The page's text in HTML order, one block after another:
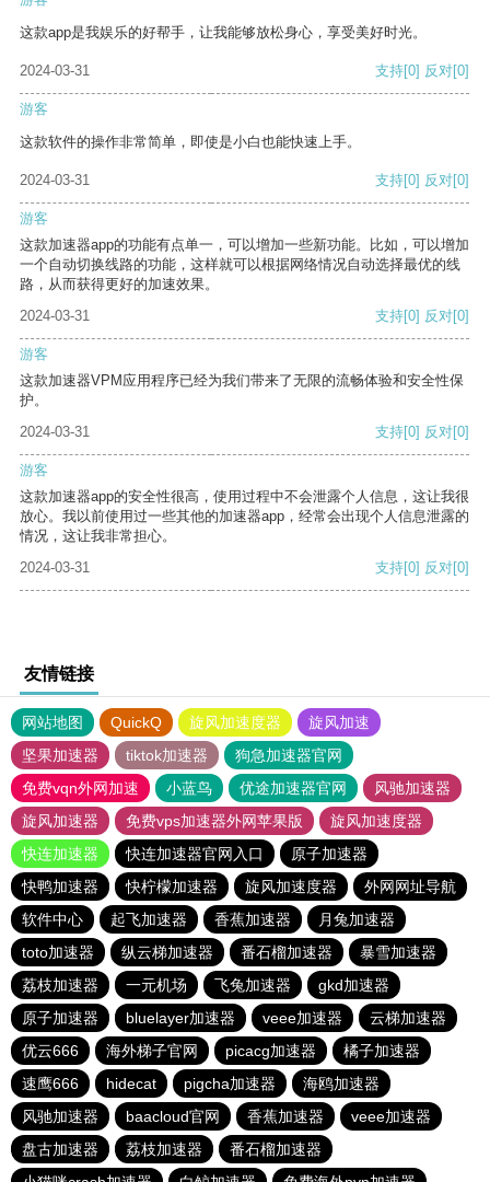
这款app是我娱乐的好帮手，让我能够放松身心，享受美好时光。
2024-03-31 支持[0] 反对[0]
游客
这款软件的操作非常简单，即使是小白也能快速上手。
2024-03-31 支持[0] 反对[0]
游客
这款加速器app的功能有点单一，可以增加一些新功能。比如，可以增加
一个自动切换线路的功能，这样就可以根据网络情况自动选择最优的线
路，从而获得更好的加速效果。
2024-03-31
支持[0] 反对[0]
游客
这款加速器VPM应用程序已经为我们带来了无限的流畅体验和安全性保
护。
2024-03-31
支持[0] 反对[0]
游客
这款加速器app的安全性很高，使用过程中不会泄露个人信息，这让我很
放心。我以前使用过一些其他的加速器app，经常会出现个人信息泄露的
情况，这让我非常担心。
2024-03-31
支持[0] 反对[0]
友情链接
网站地图 QuickQ 旋风加速度器
旋风加速
坚果加速器
tiktok加速器
狗急加速器官网
免费vqn外网加速
小蓝鸟 优途加速器官网
风驰加速器
旋风加速器
免费vps加速器外网苹果版
旋风加速度器
快连加速器
快连加速器官网入口
原子加速器
快鸭加速器
快柠檬加速器 旋风加速度器
外网网址导航
软件中心
起飞加速器 香蕉加速器
月兔加速器
toto加速器
纵云梯加速器 番石榴加速器
暴雪加速器
荔枝加速器
一元机场 飞兔加速器
gkd加速器
原子加速器
bluelayer加速器 veee加速器
云梯加速器
优云666
海外梯子官网 picacg加速器
橘子加速器
速鹰666
hidecat pigcha加速器
海鸥加速器
风驰加速器
baacloud官网 香蕉加速器
veee加速器
盘古加速器
荔枝加速器
番石榴加速器